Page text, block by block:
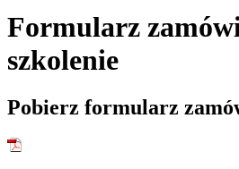
Formularz
szkolenie
Pobierz formularz